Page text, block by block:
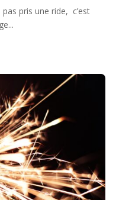
pas pris une ride, c’est